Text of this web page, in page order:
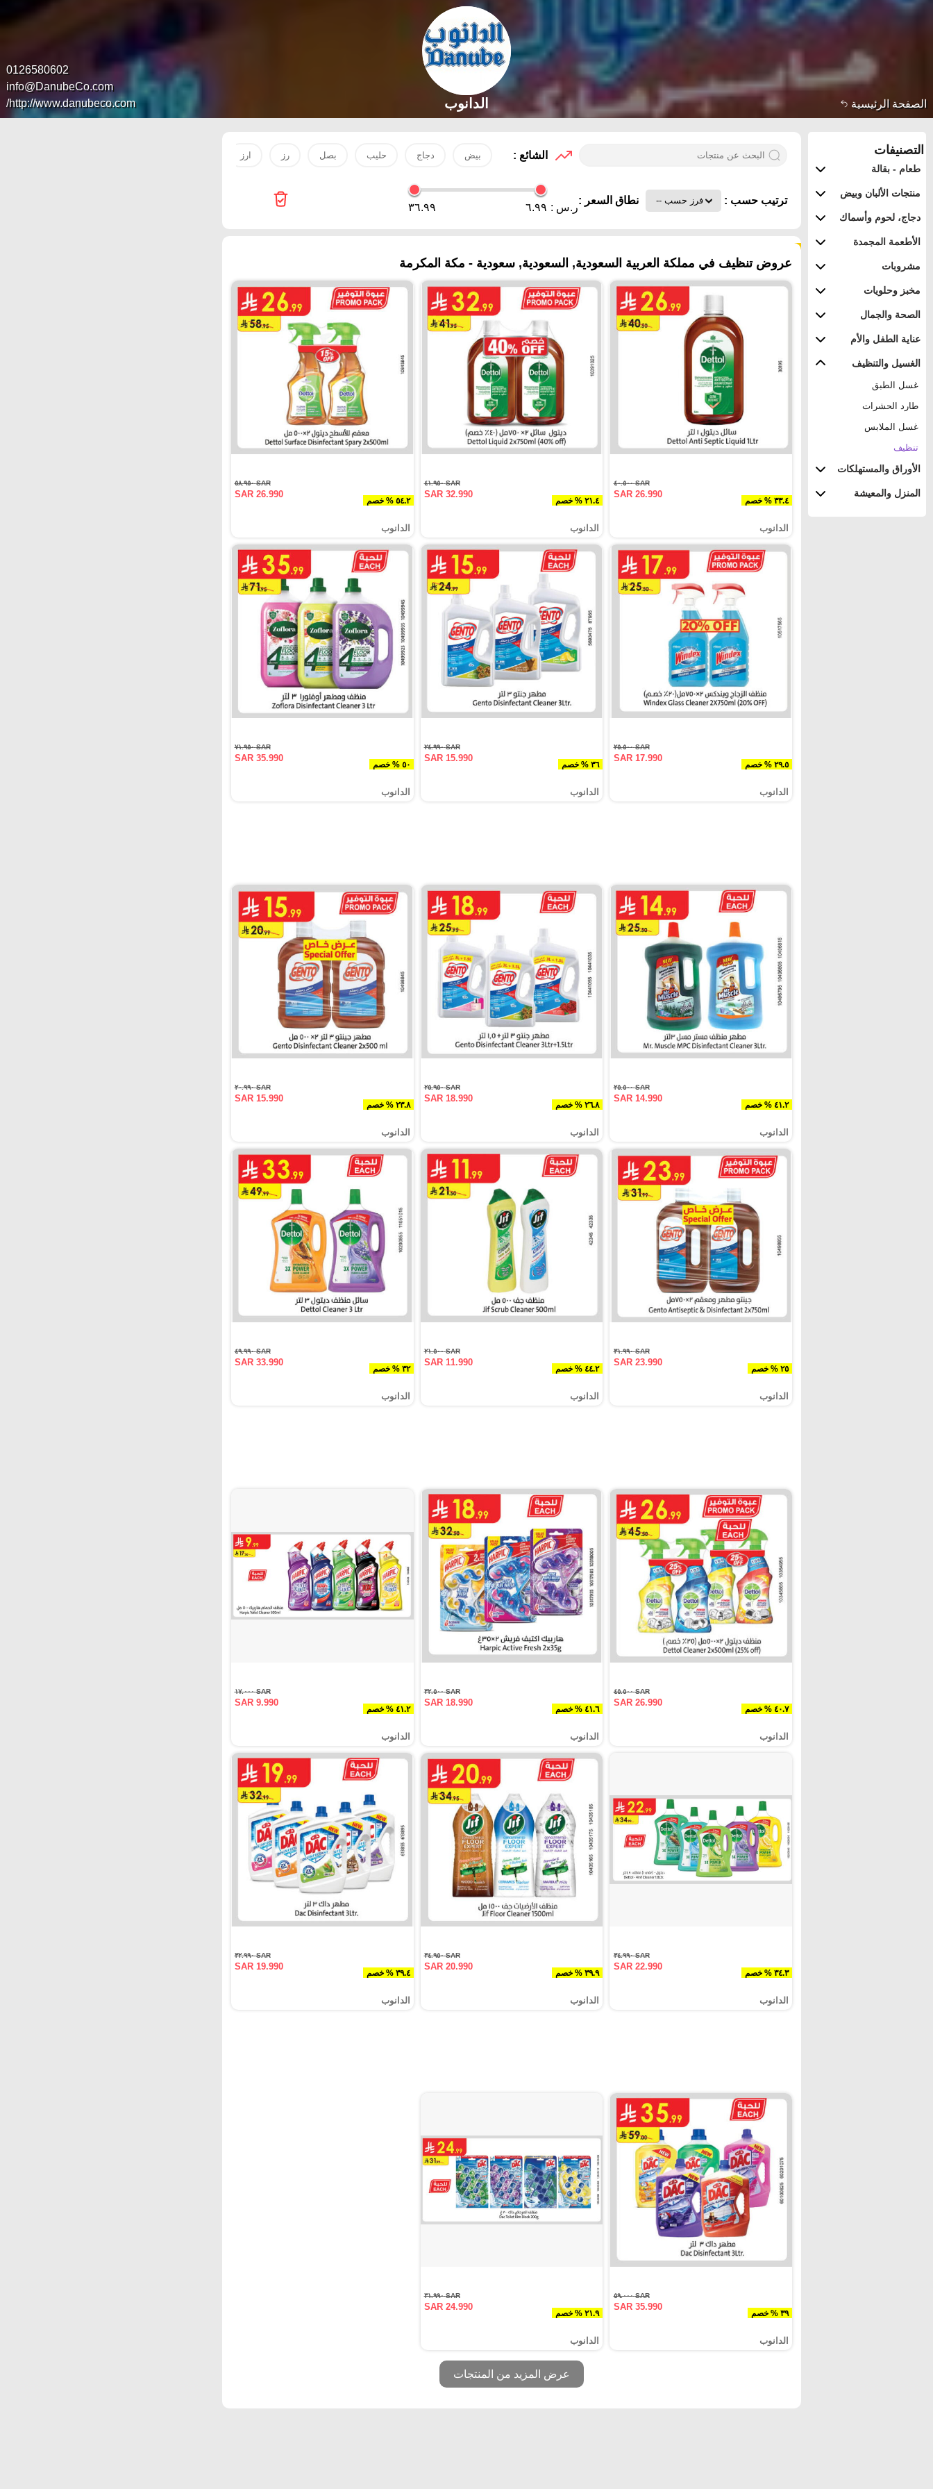
الصفحة الرئيسية
0126580602
info@DanubeCo.com
http://www.danubeco.com/
الدانوب
التصنيفات
طعام - بقالة
منتجات الألبان وبيض
دجاج، لحوم وأسماك
الأطعمة المجمدة
مشروبات
مخبز وحلويات
الصحة والجمال
عناية الطفل والأم
الغسيل والتنظيف
غسل الطبق
طارد الحشرات
غسل الملابس
تنظيف
الأوراق والمستهلكات
المنزل والمعيشة
الشائع : بيض دجاج حليب بصل رز ارز
ترتيب حسب : نطاق السعر :
ر.س : ٦.٩٩ ٣٦.٩٩
عروض تنظيف في مملكة العربية السعودية, السعودية, سعودية - مكة المكرمة
٣٣.٤ % خصم
SAR ٤٠.٥٠٠
SAR 26.990
الدانوب
٢١.٤ % خصم
SAR ٤١.٩٥٠
SAR 32.990
الدانوب
٥٤.٢ % خصم
SAR ٥٨.٩٥٠
SAR 26.990
الدانوب
٢٩.٥ % خصم
SAR ٢٥.٥٠٠
SAR 17.990
الدانوب
٣٦ % خصم
SAR ٢٤.٩٩٠
SAR 15.990
الدانوب
٥٠ % خصم
SAR ٧١.٩٥٠
SAR 35.990
الدانوب
٤١.٢ % خصم
SAR ٢٥.٥٠٠
SAR 14.990
الدانوب
٢٦.٨ % خصم
SAR ٢٥.٩٥٠
SAR 18.990
الدانوب
٢٣.٨ % خصم
SAR ٢٠.٩٩٠
SAR 15.990
الدانوب
٢٥ % خصم
SAR ٣١.٩٩٠
SAR 23.990
الدانوب
٤٤.٢ % خصم
SAR ٢١.٥٠٠
SAR 11.990
الدانوب
٣٢ % خصم
SAR ٤٩.٩٩٠
SAR 33.990
الدانوب
٤٠.٧ % خصم
SAR ٤٥.٥٠٠
SAR 26.990
الدانوب
٤١.٦ % خصم
SAR ٣٢.٥٠٠
SAR 18.990
الدانوب
٤١.٢ % خصم
SAR ١٧.٠٠٠
SAR 9.990
الدانوب
٣٤.٣ % خصم
SAR ٣٤.٩٩٠
SAR 22.990
الدانوب
٣٩.٩ % خصم
SAR ٣٤.٩٥٠
SAR 20.990
الدانوب
٣٩.٤ % خصم
SAR ٣٢.٩٩٠
SAR 19.990
الدانوب
٣٩ % خصم
SAR ٥٩.٠٠٠
SAR 35.990
الدانوب
٢١.٩ % خصم
SAR ٣١.٩٩٠
SAR 24.990
الدانوب
عرض المزيد من المنتجات